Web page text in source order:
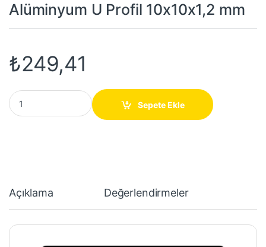
Alüminyum U Profil 10x10x1,2 mm
₺249,41
Alüminyum U Profil 10x10x1,2 mm quantity
Sepete Ekle
Açıklama Değerlendirmeler